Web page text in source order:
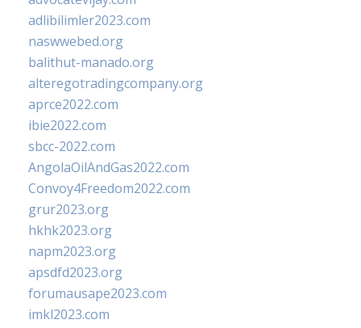
adlibilimler2023.com
naswwebed.org
balithut-manado.org
alteregotradingcompany.org
aprce2022.com
ibie2022.com
sbcc-2022.com
AngolaOilAndGas2022.com
Convoy4Freedom2022.com
grur2023.org
hkhk2023.org
napm2023.org
apsdfd2023.org
forumausape2023.com
imkl2023.com